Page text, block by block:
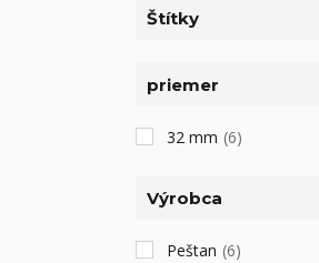
Štítky
priemer
32 mm (6)
Výrobca
Peštan (6)